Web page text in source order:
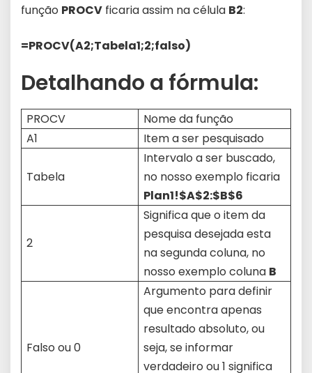
função PROCV ficaria assim na célula B2:
=PROCV(A2;Tabela1;2;falso)
Detalhando a fórmula:
PROCV
Nome da função
A1
Item a ser pesquisado
Tabela
Intervalo a ser buscado,
no nosso exemplo ficaria
Plan1!$A$2:$B$6
2
Significa que o item da
pesquisa desejada esta
na segunda coluna, no
nosso exemplo coluna B
Falso ou 0
Argumento para definir
que encontra apenas
resultado absoluto, ou
seja, se informar
verdadeiro ou 1 significa